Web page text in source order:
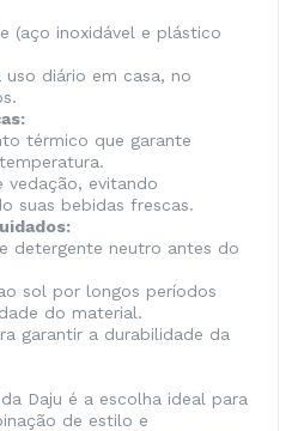
(aço inoxidável e plástico
uso diário em casa, no
térmico que garante
vedação, evitando
suas bebidas frescas.
detergente neutro antes do
sol por longos períodos
do material.
garantir a durabilidade da
Daju é a escolha ideal para
de estilo e